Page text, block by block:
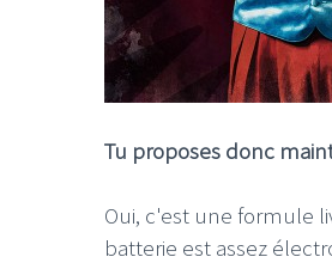
Tu proposes donc
Oui, c'est une formule
batterie est assez